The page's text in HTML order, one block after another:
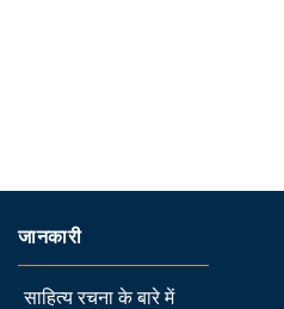
जानकारी
साहित्य रचना के बारे में